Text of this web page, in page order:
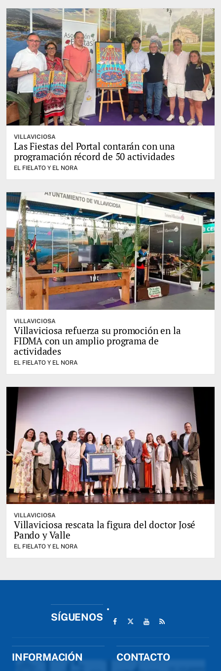
VILLAVICIOSA
Las Fiestas del Portal contarán con una
programación récord de 50 actividades
EL FIELATO Y EL NORA
VILLAVICIOSA
Villaviciosa refuerza su promoción en la
FIDMA con un amplio programa de
actividades
EL FIELATO Y EL NORA
VILLAVICIOSA
Villaviciosa rescata la figura del doctor José
Pando y Valle
EL FIELATO Y EL NORA
SÍGUENOS
INFORMACIÓN CONTACTO